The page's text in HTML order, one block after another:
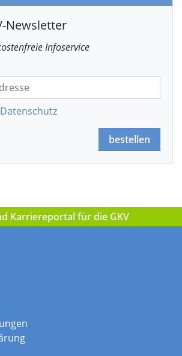
Newsletter
Infoservice
Datenschutz
bestellen
Karriereportal für die GKV